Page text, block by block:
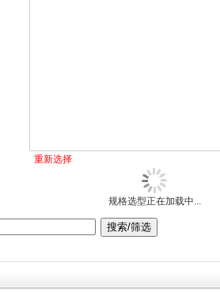
重新选择
规格选型正在加载中...